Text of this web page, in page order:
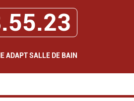
ADAPT SALLE DE BAIN